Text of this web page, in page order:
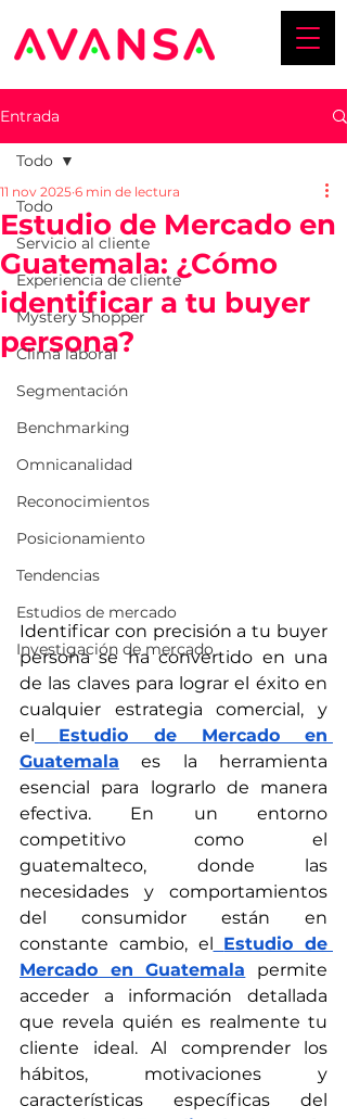
Entrada
Todo
Servicio al cliente
Experiencia de cliente
Mystery Shopper
Clima laboral
Segmentación
Benchmarking
Omnicanalidad
Reconocimientos
Posicionamiento
Tendencias
Estudios de mercado
Investigación de mercado
Todo
Estudio de Mercado en
Guatemala: ¿Cómo
identificar a tu buyer
persona?
11 nov 2025 6 min de lectura
Identificar con precisión a tu buyer
persona se ha convertido en una
de las claves para lograr el éxito en
cualquier estrategia comercial, y
el
Estudio de Mercado en
Guatemala es la herramienta
esencial para lograrlo de manera
efectiva. En un entorno
competitivo como el
guatemalteco, donde las
necesidades y comportamientos
del consumidor están en
constante cambio, el Estudio de
Mercado en Guatemala permite
acceder a información detallada
que revela quién es realmente tu
cliente ideal. Al comprender los
hábitos, motivaciones y
características específicas del